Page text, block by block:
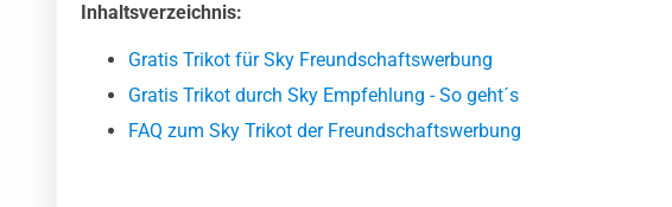
Inhaltsverzeichnis:
Gratis Trikot für Sky Freundschaftswerbung
Gratis Trikot durch Sky Empfehlung - So geht´s
FAQ zum Sky Trikot der Freundschaftswerbung